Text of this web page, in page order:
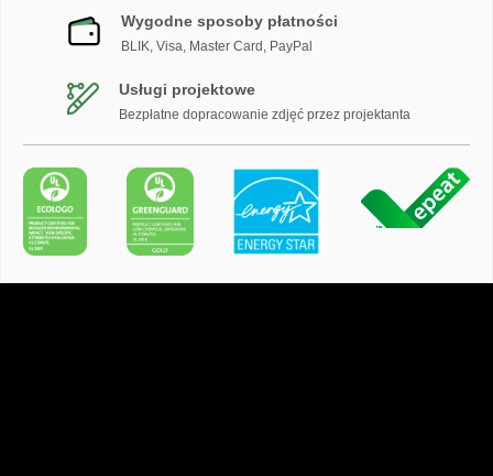
Wygodne sposoby płatności
BLIK, Visa, Master Card, PayPal
Usługi projektowe
Bezpłatne dopracowanie zdjęć przez projektanta